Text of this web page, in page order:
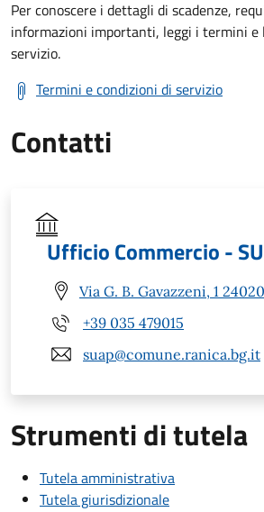
Per conoscere i dettagli di scadenze,
informazioni importanti, leggi i termini e
servizio.
Termini e condizioni di servizio
Contatti
Ufficio Commercio -
Via G. B. Gavazzeni, 1
+39 035 479015
suap@comune.ranica.bg.it
Strumenti di tutela
Tutela amministrativa
Tutela giurisdizionale